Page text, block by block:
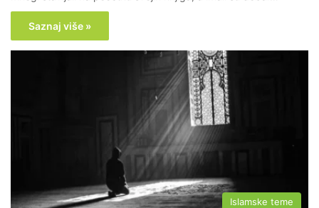
Saznaj više »
Islamske teme